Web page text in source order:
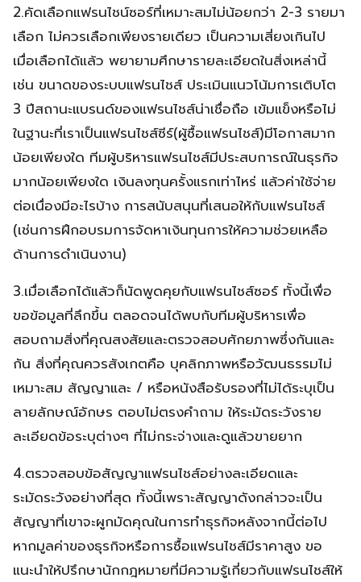
2.คัดเลือกแฟรนไชน์ซอร์ที่เหมาะสมไม่น้อยกว่า 2-3 รายมา
เลือก ไม่ควรเลือกเพียงรายเดียว เป็นความเสี่ยงเกินไป
เมื่อเลือกได้แล้ว พยายามศึกษารายละเอียดในสิ่งเหล่านี้
เช่น ขนาดของระบบแฟรนไชส์ ประเมินแนวโน้มการเติบโต
3 ปีสถานะแบรนด์ของแฟรนไชส์น่าเชื่อถือ เข้มแข็งหรือไม่
ในฐานะที่เราเป็นแฟรนไชส์ซีร์(ผู้ซื้อแฟรนไชส์)มีโอกาสมาก
น้อยเพียงใด ทีมผู้บริหารแฟรนไชส์มีประสบการณ์ในธุรกิจ
มากน้อยเพียงใด เงินลงทุนครั้งแรกเท่าไหร่ แล้วค่าใช้จ่าย
ต่อเนื่องมีอะไรบ้าง การสนับสนุนที่เสนอให้กับแฟรนไชส์
(เช่นการฝึกอบรมการจัดหาเงินทุนการให้ความช่วยเหลือ
ด้านการดำเนินงาน)
3.เมื่อเลือกได้แล้วก็นัดพูดคุยกับแฟรนไชส์ซอร์ ทั้งนี้เพื่อ
ขอข้อมูลที่ลึกขึ้น ตลอดจนได้พบกับทีมผู้บริหารเพื่อ
สอบถามสิ่งที่คุณสงสัยและตรวจสอบศักยภาพซึ่งกันและ
กัน สิ่งที่คุณควรสังเกตคือ บุคลิกภาพหรือวัฒนธรรมไม่
เหมาะสม สัญญาและ / หรือหนังสือรับรองที่ไม่ได้ระบุเป็น
ลายลักษณ์อักษร ตอบไม่ตรงคำถาม ให้ระมัดระวังราย
ละเอียดข้อระบุต่างๆ ที่ไม่กระจ่างและดูแล้วขายยาก
4.ตรวจสอบข้อสัญญาแฟรนไชส์อย่างละเอียดและ
ระมัดระวังอย่างที่สุด ทั้งนี้เพราะสัญญาดังกล่าวจะเป็น
สัญญาที่เขาจะผูกมัดคุณในการทำธุรกิจหลังจากนี้ต่อไป
หากมูลค่าของธุรกิจหรือการซื้อแฟรนไชส์มีราคาสูง ขอ
แนะนำให้ปรึกษานักกฎหมายที่มีความรู้เกี่ยวกับแฟรนไชส์ให้